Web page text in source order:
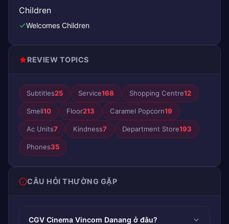
Children
Welcomes Children
REVIEW TOPICS
Subtitles25 Service168 Shopping Centre12
Smell10 Floor213 Caramel Popcorn19
Ac Units7 Kindness7 Department Store193
Phones35
CÂU HỎI THƯỜNG GẶP
CGV Cinema Vincom Danang ở đâu?